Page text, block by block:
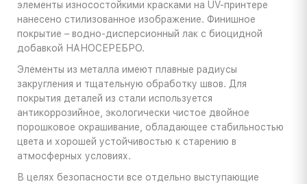
элементы износостойкими красками на UV-принтере
нанесено стилизованное изображение. Финишное
покрытие – водно-дисперсионный лак с биоцидной
добавкой НАНОСЕРЕБРО.
Элементы из металла имеют плавные радиусы
закругления и тщательную обработку швов. Для
покрытия деталей из стали используется
антикоррозийное, экологически чистое двойное
порошковое окрашивание, обладающее стабильностью
цвета и хорошей устойчивостью к старению в
атмосферных условиях.
В целях безопасности все отдельно выступающие